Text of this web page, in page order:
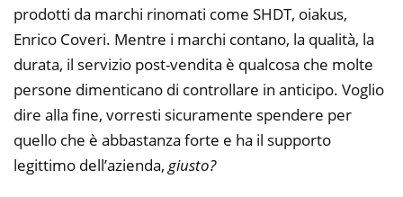
prodotti da marchi rinomati come SHDT, oiakus,
Enrico Coveri. Mentre i marchi contano, la qualità, la
durata, il servizio post-vendita è qualcosa che molte
persone dimenticano di controllare in anticipo. Voglio
dire alla fine, vorresti sicuramente spendere per
quello che è abbastanza forte e ha il supporto
legittimo dell’azienda, giusto?